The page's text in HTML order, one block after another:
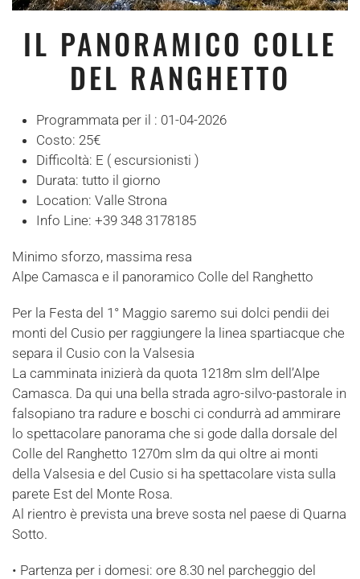
IL PANORAMICO COLLE
DEL RANGHETTO
Programmata per il : 01-04-2026
Costo: 25€
Difficoltà: E ( escursionisti )
Durata: tutto il giorno
Location: Valle Strona
Info Line: +39 348 3178185
Minimo sforzo, massima resa
Alpe Camasca e il panoramico Colle del Ranghetto
Per la Festa del 1° Maggio saremo sui dolci pendii dei
monti del Cusio per raggiungere la linea spartiacque che
separa il Cusio con la Valsesia
La camminata inizierà da quota 1218m slm dell’Alpe
Camasca. Da qui una bella strada agro-silvo-pastorale in
falsopiano tra radure e boschi ci condurrà ad ammirare
lo spettacolare panorama che si gode dalla dorsale del
Colle del Ranghetto 1270m slm da qui oltre ai monti
della Valsesia e del Cusio si ha spettacolare vista sulla
parete Est del Monte Rosa.
Al rientro è prevista una breve sosta nel paese di Quarna
Sotto.
• Partenza per i domesi: ore 8.30 nel parcheggio del